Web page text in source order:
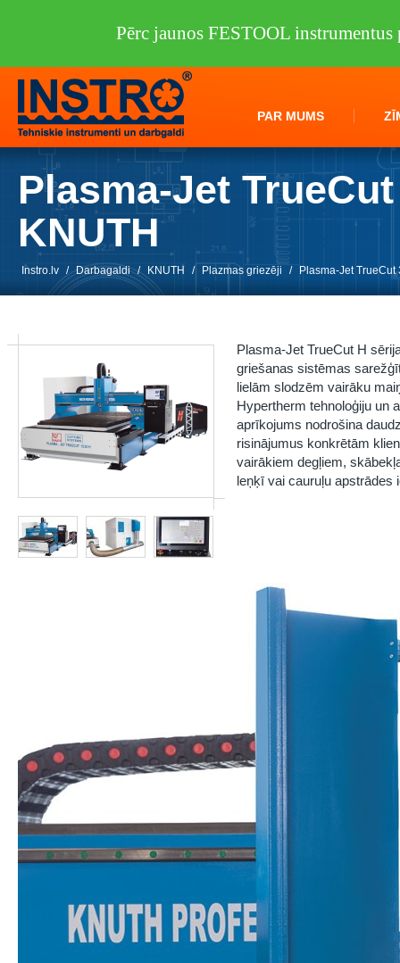
PAR MUMS
Plasma-Jet
KNUTH
Instro.lv / Darbagaldi / KNUTH / Plazmas griezēji / Plasma-Jet
Plasma-Jet TrueCut H
griešanas sistēmas
lielām slodzēm vairāku
Hypertherm tehnoloģiju un
aprīkojums nodrošina
risinājumus konkrētām
vairākiem degļiem,
leņķī vai cauruļu apstrādes
Pērc jaunos FESTOOL